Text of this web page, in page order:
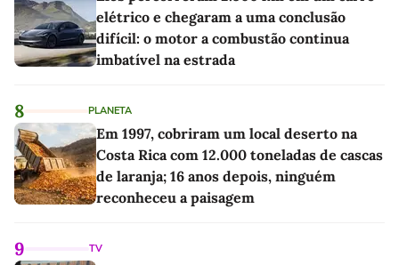
elétrico e chegaram a uma conclusão
difícil: o motor a combustão continua
imbatível na estrada
8 PLANETA
Em 1997, cobriram um local deserto na
Costa Rica com 12.000 toneladas de cascas
de laranja; 16 anos depois, ninguém
reconheceu a paisagem
9 TV